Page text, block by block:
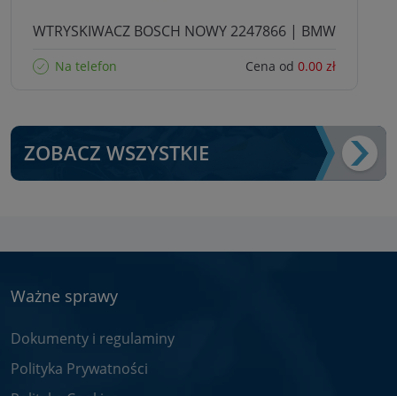
WTRYSKIWACZ BOSCH NOWY 2247866 | BMW
Na telefon Cena od 0.00 zł
ZOBACZ WSZYSTKIE
Ważne sprawy
Dokumenty i regulaminy
Polityka Prywatności